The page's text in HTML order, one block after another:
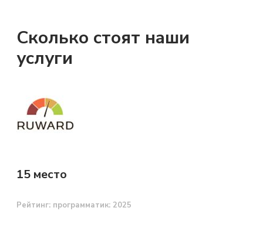
Сколько стоят наши
услуги
15 место
Рейтинг: программатик: 2025